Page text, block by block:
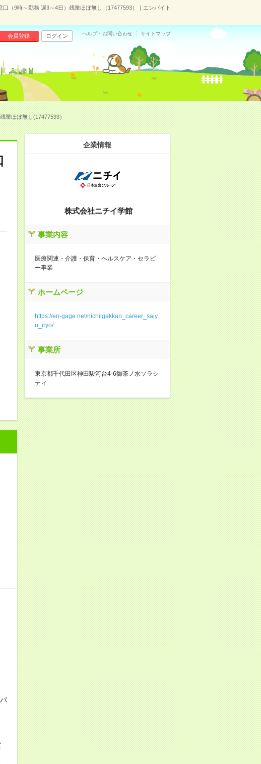
（9時～勤務 週3～4日）残業ほぼ無し（17477593）｜エンバイト
会員登録 ログイン ヘルプ・お問い合わせ サイトマップ
業ほぼ無し(17477593）
企業情報
株式会社ニチイ学館
事業内容
医療関連・介護・保育・ヘルスケア・セラピ
ー事業
ホームページ
https://en-gage.net/nichiigakkan_career_saiy
o_iryo/
事業所
東京都千代田区神田駿河台4-6御茶ノ水ソラシ
ティ